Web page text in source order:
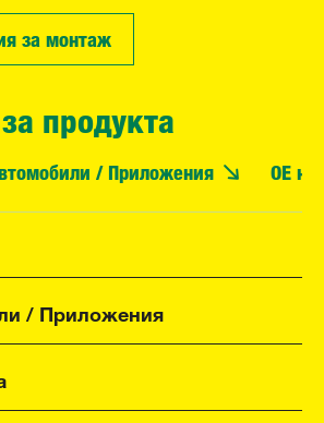
за монтаж
продукта
/ Приложения OE
/ Приложения